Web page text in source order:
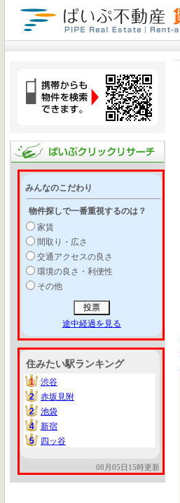
みんなのこだわり
物件探しで一番重視するのは？
家賃
間取り・広さ
交通アクセスの良さ
環境の良さ・利便性
その他
途中経過を見る
住みたい駅ランキング
1
1
渋谷
2
2
赤坂見附
2
2
池袋
4
4
新宿
5
5 四ッ谷
08月05日15時更新